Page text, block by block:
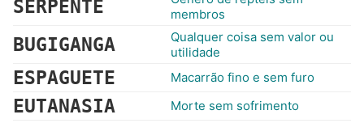
SERPENTE
membros
BUGIGANGA
Qualquer coisa sem valor ou
utilidade
ESPAGUETE Macarrão fino e sem furo
EUTANASIA Morte sem sofrimento